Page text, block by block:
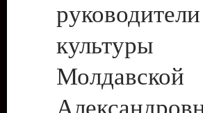
культуры